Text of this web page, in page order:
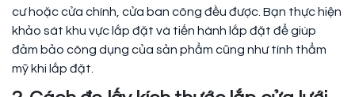
cư hoặc cửa chính, cửa ban công đều được. Bạn thực hiện
khảo sát khu vực lắp đặt và tiến hành lắp đặt để giúp
đảm bảo công dụng của sản phẩm cũng như tính thẩm
mỹ khi lắp đặt.